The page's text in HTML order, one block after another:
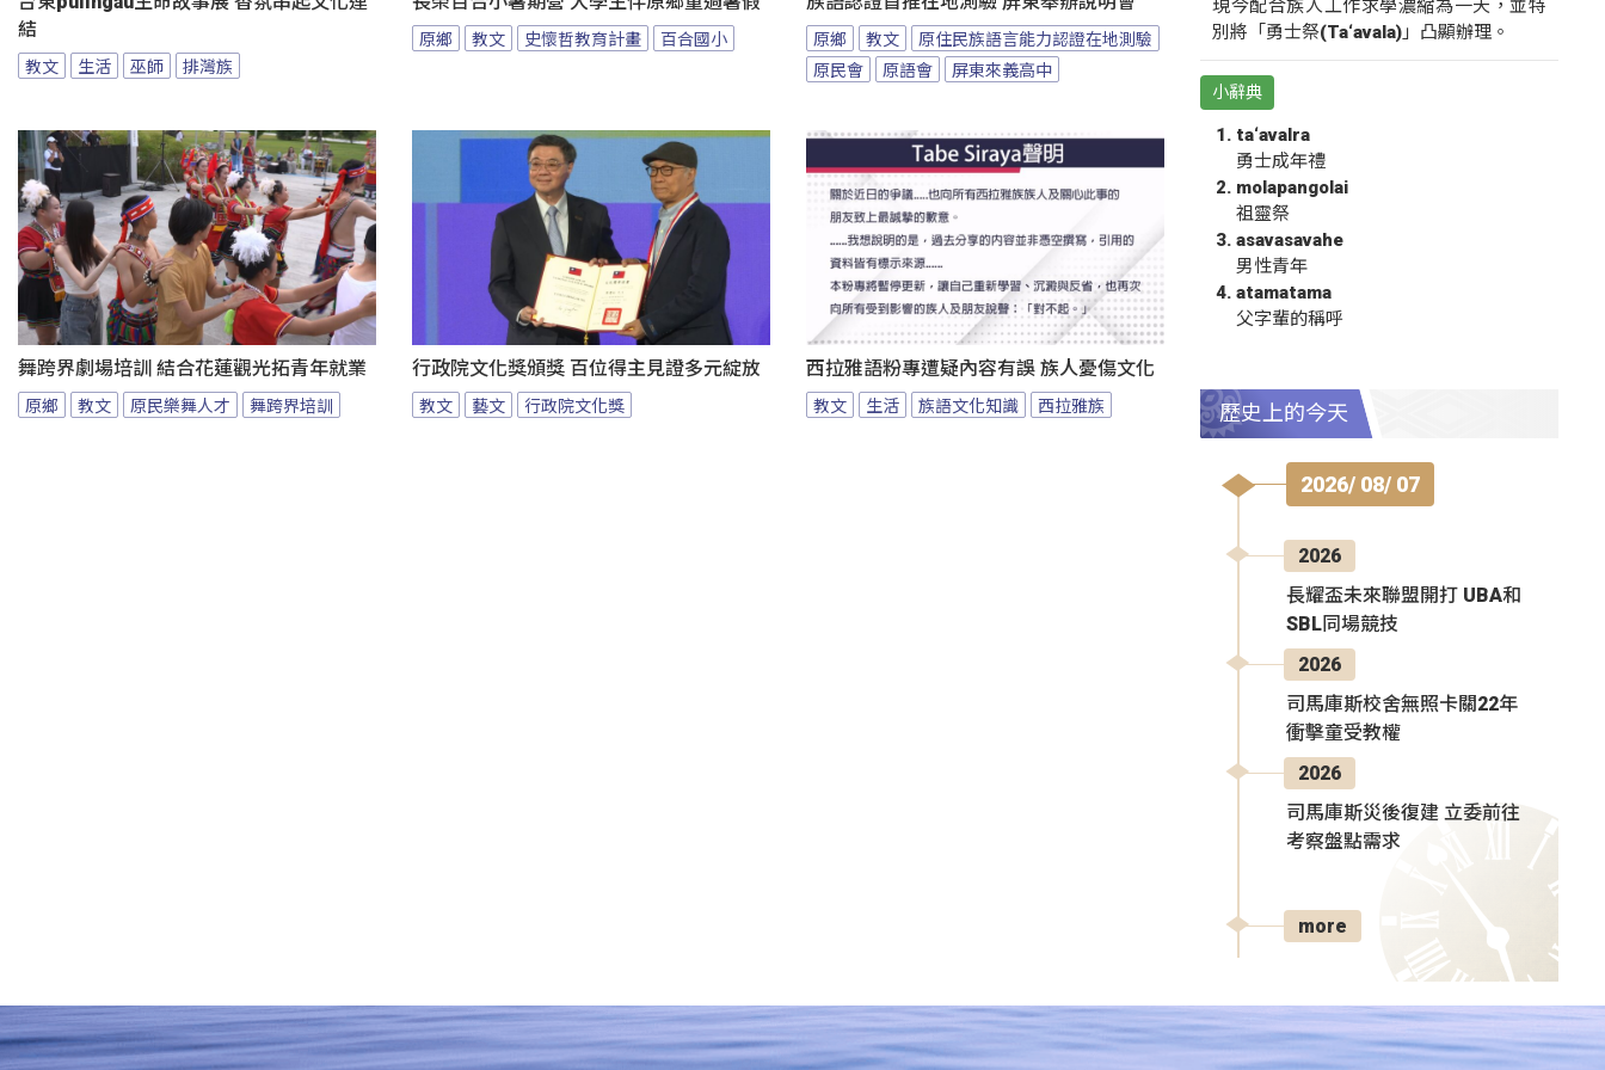
結
教文 生活 巫師 排灣族
原鄉 教文 史懷哲教育計畫 百合國小 原鄉 教文
原住民族語言能力認證在地測驗
原民會
原語會 屏東來義高中
舞跨界劇場培訓 結合花蓮觀光拓青年就業
原鄉 教文 原民樂舞人才 舞跨界培訓
行政院文化獎頒獎 百位得主見證多元綻放
教文 藝文 行政院文化獎
西拉雅語粉專遭疑內容有誤 族人憂傷文化
教文 生活 族語文化知識 西拉雅族
現今配合族人工作求學濃縮為一天，並特
別將「勇士祭(Ta‘avala)」凸顯辦理。
小辭典
ta‘avalra
勇士成年禮
molapangolai
祖靈祭
asavasavahe
男性青年
atamatama
父字輩的稱呼
歷史上的今天
2026/ 08/ 07
2026
長耀盃未來聯盟開打 UBA和
SBL同場競技
2026
司馬庫斯校舍無照卡關22年
衝擊童受教權
2026
司馬庫斯災後復建 立委前往
考察盤點需求
more